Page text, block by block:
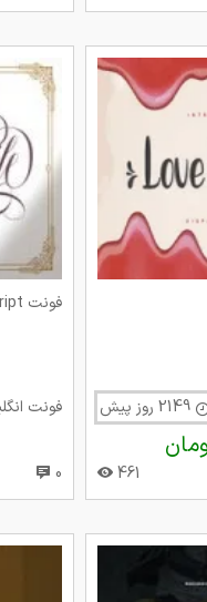
461
فونت Bordemile – Luxury Script
فونت
0